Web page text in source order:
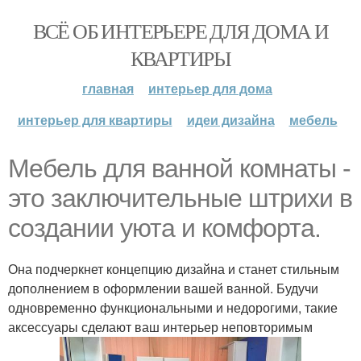
ВСЁ ОБ ИНТЕРЬЕРЕ ДЛЯ ДОМА И
КВАРТИРЫ
главная
интерьер для дома
интерьер для квартиры
идеи дизайна мебель
Мебель для ванной комнаты -
это заключительные штрихи в
создании уюта и комфорта.
Она подчеркнет концепцию дизайна и станет стильным
дополнением в оформлении вашей ванной. Будучи
одновременно функциональными и недорогими, такие
аксессуары сделают ваш интерьер неповторимым